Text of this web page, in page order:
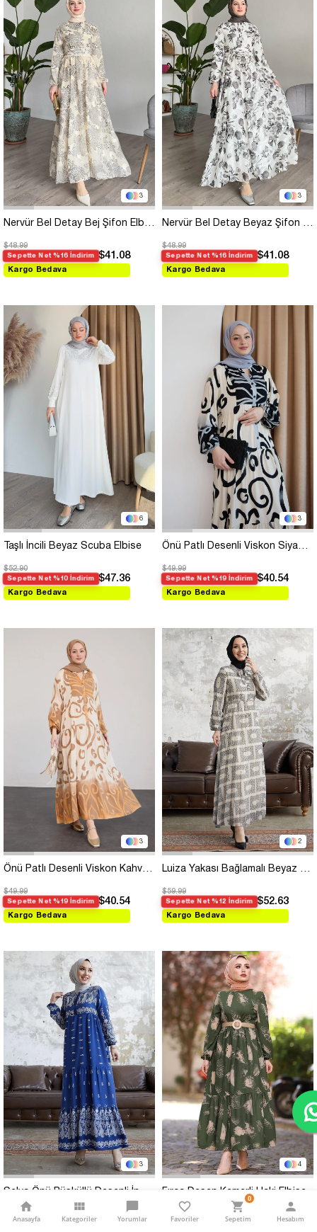
3
Nervür Bel Detay Bej Şifon Elbise
$48.99
Sepette Net %16 İndirim $41.08
Kargo Bedava
3
Nervür Bel Detay Beyaz Şifon Elbise
$48.99
Sepette Net %16 İndirim $41.08
Kargo Bedava
6
Taşlı İncili Beyaz Scuba Elbise
$52.90
Sepette Net %10 İndirim $47.36
Kargo Bedava
3
Önü Patlı Desenli Viskon Siyah Elbise
$49.99
Sepette Net %19 İndirim $40.54
Kargo Bedava
3
Önü Patlı Desenli Viskon Kahverengi Elbise
$49.99
Sepette Net %19 İndirim $40.54
Kargo Bedava
2
Luiza Yakası Bağlamalı Beyaz Şifon Elbise
$59.99
Sepette Net %12 İndirim $52.63
Kargo Bedava
3
Sepette Net %15 İndirim $40.00
4
Fırça Desen Kemerli Haki Elbise
$25.00
Anasayfa Kategoriler Yorumlar Favoriler Sepetim
0
Hesabım